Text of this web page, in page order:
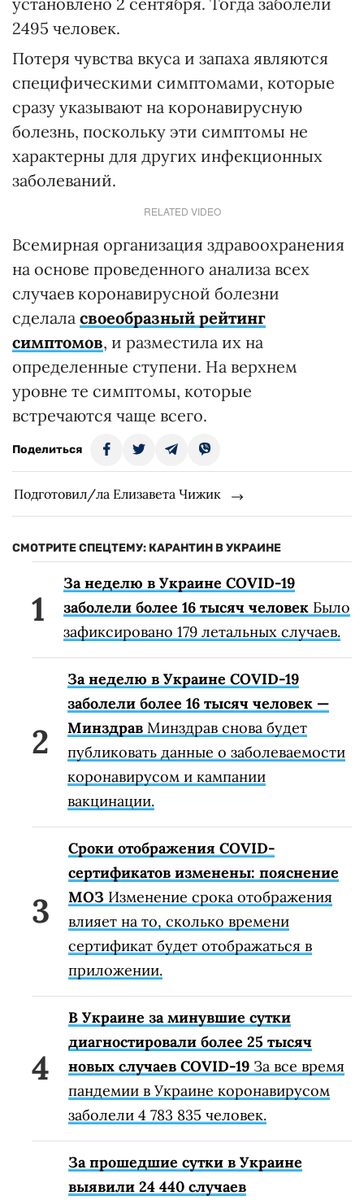
2495 человек.
Потеря чувства вкуса и запаха являются
специфическими симптомами, которые
сразу указывают на коронавирусную
болезнь, поскольку эти симптомы не
характерны для других инфекционных
заболеваний.
RELATED VIDEO
Всемирная организация здравоохранения
на основе проведенного анализа всех
случаев коронавирусной болезни
сделала своеобразный рейтинг
симптомов, и разместила их на
определенные ступени. На верхнем
уровне те симптомы, которые
встречаются чаще всего.
Поделиться
Подготовил/ла Елизавета Чижик
СМОТРИТЕ СПЕЦТЕМУ: КАРАНТИН В УКРАИНЕ
За неделю в Украине COVID-19
заболели более 16 тысяч человек Было
зафиксировано 179 летальных случаев.
За неделю в Украине COVID-19
заболели более 16 тысяч человек —
Минздрав Минздрав снова будет
публиковать данные о заболеваемости
коронавирусом и кампании
вакцинации.
Сроки отображения COVID-
сертификатов изменены: пояснение
МОЗ Изменение срока отображения
влияет на то, сколько времени
сертификат будет отображаться в
приложении.
В Украине за минувшие сутки
диагностировали более 25 тысяч
новых случаев COVID-19 За все время
пандемии в Украине коронавирусом
заболели 4 783 835 человек.
За прошедшие сутки в Украине
выявили 24 440 случаев